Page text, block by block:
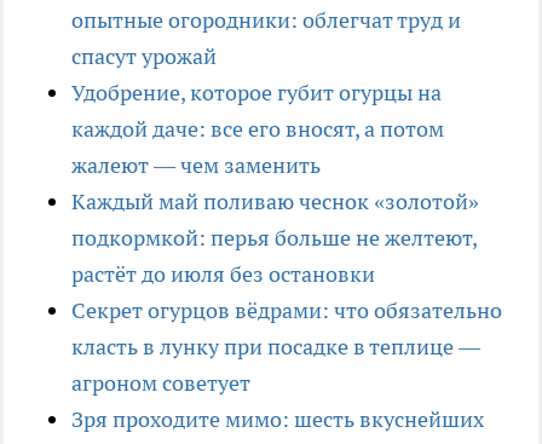
опытные огородники: облегчат труд и
спасут урожай
Удобрение, которое губит огурцы на
каждой даче: все его вносят, а потом
жалеют — чем заменить
Каждый май поливаю чеснок «золотой»
подкормкой: перья больше не желтеют,
растёт до июля без остановки
Секрет огурцов вёдрами: что обязательно
класть в лунку при посадке в теплице —
агроном советует
Зря проходите мимо: шесть вкуснейших